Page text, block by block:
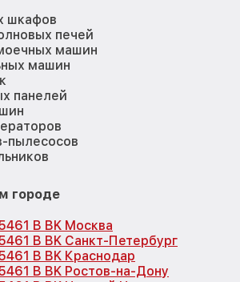
шкафов
печей
машин
машин
панелей
пылесосов
городе
В BK Москва
В BK Санкт-Петербург
В BK Краснодар
В BK Ростов-на-Дону